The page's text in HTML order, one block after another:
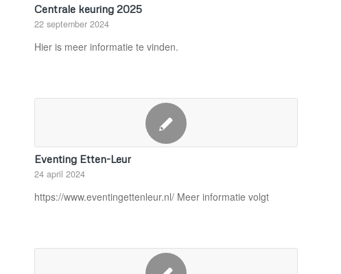
Centrale keuring 2025
22 september 2024
Hier is meer informatie te vinden.
Eventing Etten-Leur
24 april 2024
https://www.eventingettenleur.nl/ Meer informatie volgt